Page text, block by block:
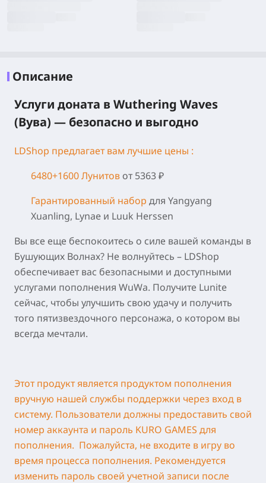
Описание
Услуги доната в Wuthering Waves
(Вува) — безопасно и выгодно
LDShop предлагает вам лучшие цены :
6480+1600 Лунитовот 5363 ₽
Гарантированный набор для Yangyang
Xuanling, Lynae и Luuk Herssen
Вы все еще беспокоитесь о силе вашей команды в
Бушующих Волнах? Не волнуйтесь – LDShop
обеспечивает вас безопасными и доступными
услугами пополнения WuWa. Получите Lunite
сейчас, чтобы улучшить свою удачу и получить
того пятизвездочного персонажа, о котором вы
всегда мечтали.
Этот продукт является продуктом пополнения
вручную нашей службы поддержки через вход в
систему. Пользователи должны предоставить свой
номер аккаунта и пароль KURO GAMES для
пополнения. Пожалуйста, не входите в игру во
время процесса пополнения. Рекомендуется
изменить пароль своей учетной записи после